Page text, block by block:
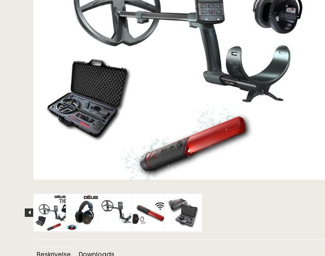
Excalibur
Scoops
Detektorknive og
handsker
Fundtasker
Detektortasker og
rygsække